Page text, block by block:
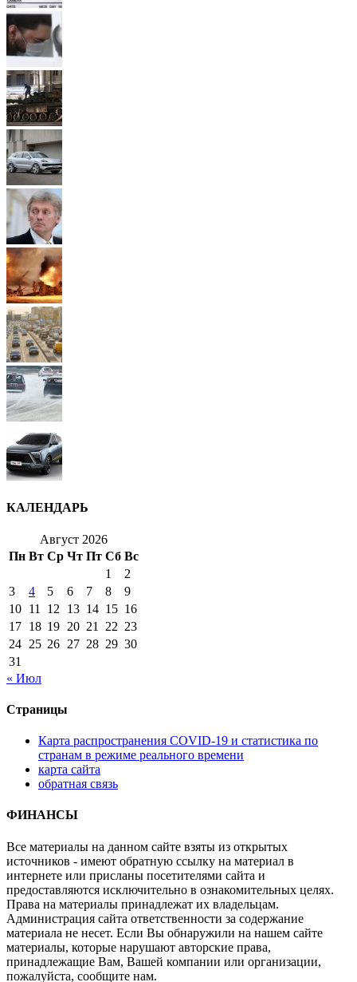
КАЛЕНДАРЬ
Август 2026
Пн Вт Ср Чт Пт Сб Вс
1
2
3
4 5 6 7 8
9
10 11 12 13 14 15 16
17 18 19 20 21 22 23
24 25 26 27 28 29 30
31
« Июл
Страницы
Карта распространения COVID-19 и статистика по
странам в режиме реального времени
карта сайта
обратная связь
ФИНАНСЫ
Все материалы на данном сайте взяты из открытых
источников - имеют обратную ссылку на материал в
интернете или присланы посетителями сайта и
предоставляются исключительно в ознакомительных целях.
Права на материалы принадлежат их владельцам.
Администрация сайта ответственности за содержание
материала не несет. Если Вы обнаружили на нашем сайте
материалы, которые нарушают авторские права,
принадлежащие Вам, Вашей компании или организации,
пожалуйста, сообщите нам.